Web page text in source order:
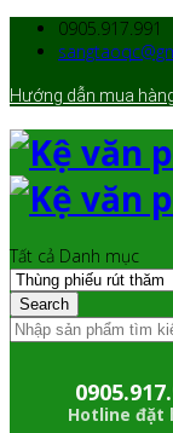
0905.917.991
Hướng dẫn mua
Tất cả Danh mục
Search
Hotline đặt